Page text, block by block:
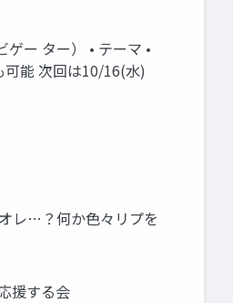
ー ター） • テーマ •
可能 次回は10/16(水)
レ…？何か色々リプを
援する会